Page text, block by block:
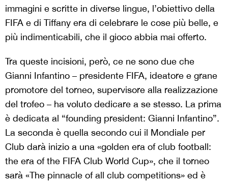
immagini e scritte in diverse lingue, l’obiettivo della
FIFA e di Tiffany era di celebrare le cose più belle, e
più indimenticabili, che il gioco abbia mai offerto.
Tra queste incisioni, però, ce ne sono due che
Gianni Infantino – presidente FIFA, ideatore e grane
promotore del torneo, supervisore alla realizzazione
del trofeo – ha voluto dedicare a se stesso. La prima
è dedicata al “founding president: Gianni Infantino”.
La seconda è quella secondo cui il Mondiale per
Club darà inizio a una «golden era of club football:
the era of the FIFA Club World Cup», che il torneo
sarà «The pinnacle of all club competitions» ed è